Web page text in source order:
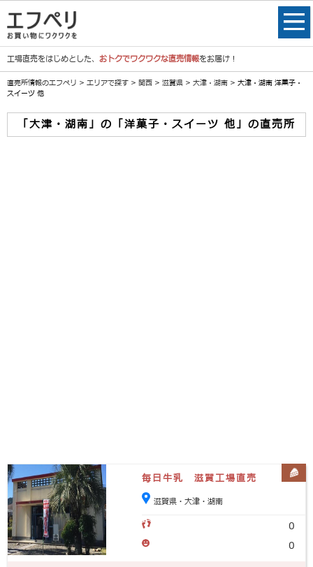
工場直売をはじめとした、 おトクでワクワクな直売情報をお届け！
直売所情報のエフペリ > エリアで探す > 関西 > 滋賀県 > 大津・湖南 > 大津・湖南 洋菓子・
スイーツ 他
「大津・湖南」の「洋菓子・スイーツ 他」の直売所
毎日牛乳 滋賀工場直売
滋賀県・大津・湖南
0
0